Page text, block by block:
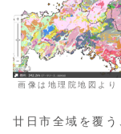
画像は地理院地図より
廿日市全域を覆